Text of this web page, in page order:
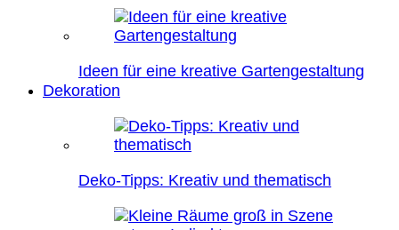
Ideen für eine kreative Gartengestaltung
Dekoration
Deko-Tipps: Kreativ und thematisch